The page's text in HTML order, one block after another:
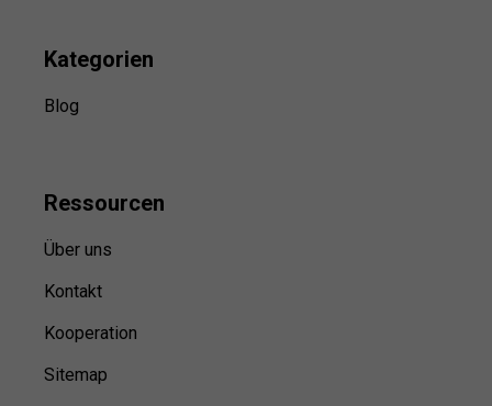
Kategorien
Blog
Ressourcen
Über uns
Kontakt
Kooperation
Sitemap